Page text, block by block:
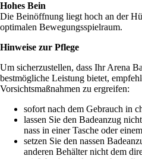
Hohes Bein
Die Beinöffnung liegt hoch an der
optimalen Bewegungsspielraum.
Hinweise zur Pflege
Um sicherzustellen, dass Ihr Arena
bestmögliche Leistung bietet,
Vorsichtsmaßnahmen zu ergreifen:
sofort nach dem Gebrauch in
lassen Sie den Badeanzug
nass in einer Tasche oder
setzen Sie den nassen
anderen Behälter nicht dem